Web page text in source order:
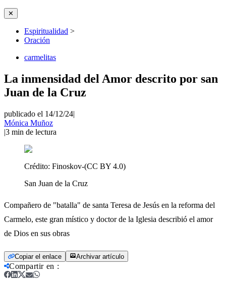
✕
Espiritualidad >
Oración
carmelitas
La inmensidad del Amor descrito por san
Juan de la Cruz
publicado el 14/12/24|
Mónica Muñoz
|3 min de lectura
Crédito: Finoskov-(CC BY 4.0)
San Juan de la Cruz
Compañero de "batalla" de santa Teresa de Jesús en la reforma del
Carmelo, este gran místico y doctor de la Iglesia describió el amor
de Dios en sus obras
Copiar el enlace Archivar artículo
Compartir en :